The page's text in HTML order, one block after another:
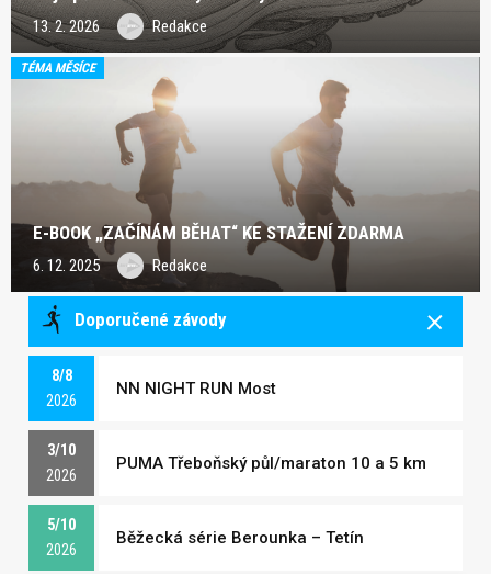
13. 2. 2026 Redakce
TÉMA MĚSÍCE
E-BOOK „ZAČÍNÁM BĚHAT“ KE STAŽENÍ ZDARMA
6. 12. 2025 Redakce
Doporučené závody
8/8
2026
NN NIGHT RUN Most
3/10
2026
PUMA Třeboňský půl/maraton 10 a 5 km
5/10
2026
Běžecká série Berounka – Tetín